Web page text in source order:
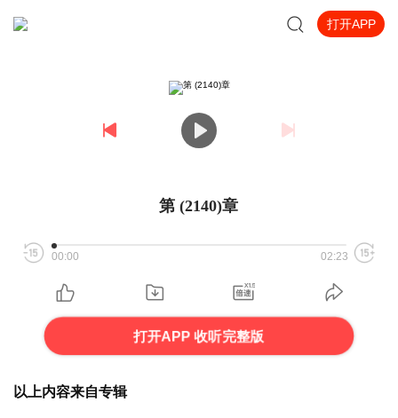
打开APP
第 (2140)章
00:00 02:23
打开APP 收听完整版
以上内容来自专辑